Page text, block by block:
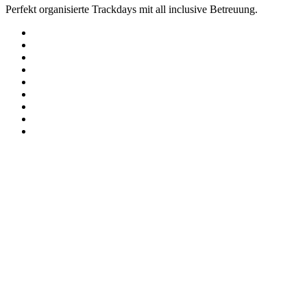
Perfekt organisierte Trackdays mit all inclusive Betreuung.